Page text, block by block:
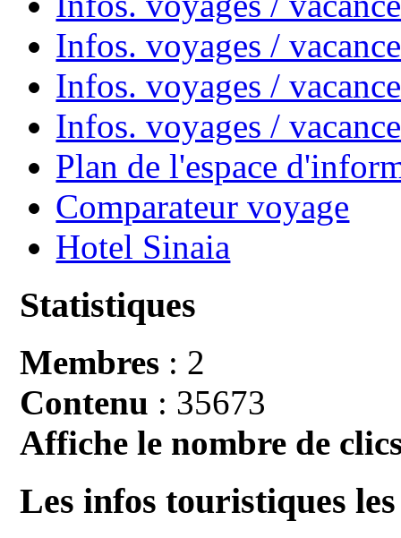
Infos. voyages /
Infos. voyages /
Infos. voyages /
Plan de l'espace
Comparateur voyage
Hotel Sinaia
Statistiques
Membres : 2
Contenu : 35673
Affiche le nombre de
Les infos touristiques